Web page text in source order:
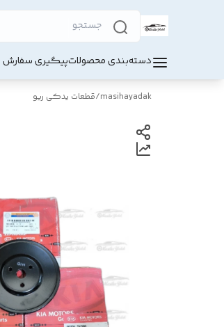
دسته‌بندی محصولاتپیگیری سفارش
masihayadak
/قطعات یدکی ریو